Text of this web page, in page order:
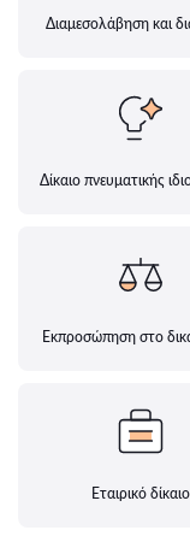
Διαμεσολάβηση και
Δίκαιο πνευματικής
Εκπροσώπηση στο
Εταιρικό δίκαιο